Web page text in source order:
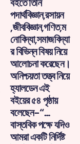
বইতে তিনি
পদার্থবিজ্ঞান,রসায়ন
,জীববিজ্ঞান,গণিত,ম
নোবিদ্যা,সমাজবিদ্যা
র বিভিন্ন বিষয় নিয়ে
আলোচনা করেছেন।
অনিশ্চয়তা তত্ত্ব নিয়ে
হ্যালডেন এই
বইয়ের ৫৪ পৃষ্ঠায়
বলেছেন-“…
বাস্তবিক পক্ষে যদিও
আমরা একটি নির্দিষ্ট